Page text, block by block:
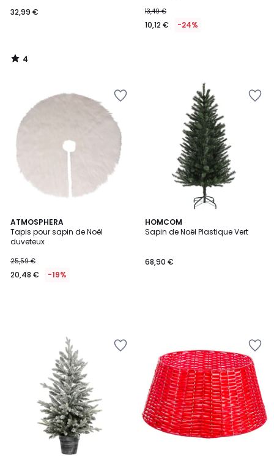
32,99 €
4
/
13,49 €
10,12 € -24%
ATMOSPHERA
Tapis pour sapin de Noël
duveteux
25,59 €
20,48 € -19%
HOMCOM
Sapin de Noël Plastique Vert
68,90 €